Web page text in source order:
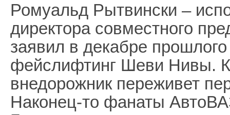
Ромуальд Рытвински –
директора совместного
заявил в декабре
фейслифтинг Шеви Нивы.
внедорожник переживет
Наконец-то фанаты